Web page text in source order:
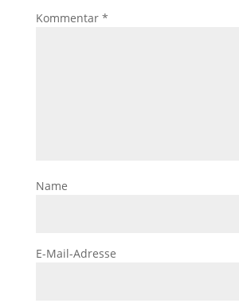
Kommentar *
Name
E-Mail-Adresse